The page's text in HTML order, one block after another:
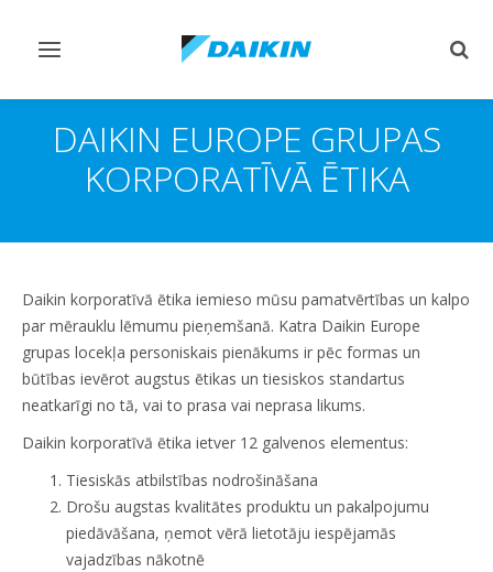
Pārslēgt
DAIKIN EUROPE GRUPAS
KORPORATĪVĀ ĒTIKA
Daikin korporatīvā ētika iemieso mūsu pamatvērtības un kalpo
par mērauklu lēmumu pieņemšanā. Katra Daikin Europe
grupas locekļa personiskais pienākums ir pēc formas un
būtības ievērot augstus ētikas un tiesiskos standartus
neatkarīgi no tā, vai to prasa vai neprasa likums.
Daikin korporatīvā ētika ietver 12 galvenos elementus:
Tiesiskās atbilstības nodrošināšana
Drošu augstas kvalitātes produktu un pakalpojumu
piedāvāšana, ņemot vērā lietotāju iespējamās
vajadzības nākotnē